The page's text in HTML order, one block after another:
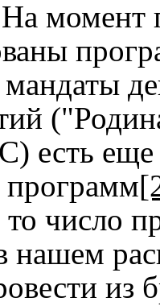
момент
еще
число
нашем
из